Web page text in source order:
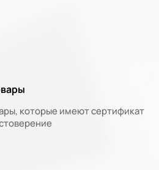
которые имеют сертификат